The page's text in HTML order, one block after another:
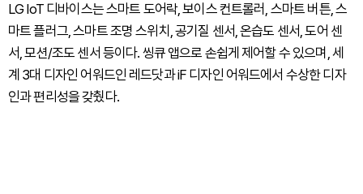
LG IoT 디바이스는 스마트 도어락, 보이스 컨트롤러, 스마트 버튼, 스
마트 플러그, 스마트 조명 스위치, 공기질 센서, 온습도 센서, 도어 센
서, 모션/조도 센서 등이다. 씽큐 앱으로 손쉽게 제어할 수 있으며, 세
계 3대 디자인 어워드인 레드닷과 iF 디자인 어워드에서 수상한 디자
인과 편리성을 갖췄다.